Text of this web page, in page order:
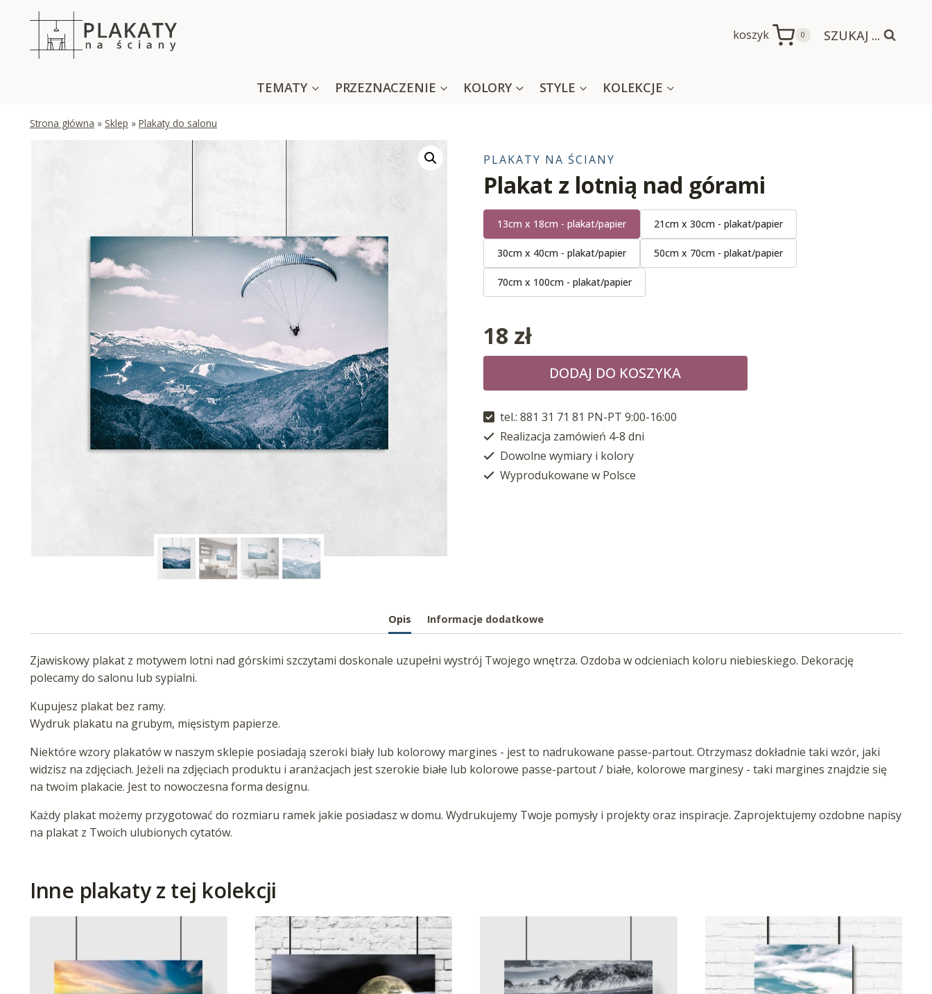
koszyk 0 SZUKAJ ...
TEMATY PRZEZNACZENIE KOLORY STYLE KOLEKCJE
Strona główna » Sklep » Plakaty do salonu
PLAKATY NA ŚCIANY
Plakat z lotnią nad górami
13cm x 18cm - plakat/papier 21cm x 30cm - plakat/papier
30cm x 40cm - plakat/papier 50cm x 70cm - plakat/papier
70cm x 100cm - plakat/papier
18 zł
DODAJ DO KOSZYKA
tel.: 881 31 71 81 PN-PT 9:00-16:00
Realizacja zamówień 4-8 dni
Dowolne wymiary i kolory
Wyprodukowane w Polsce
Opis Informacje dodatkowe
Zjawiskowy plakat z motywem lotni nad górskimi szczytami doskonale uzupełni wystrój Twojego wnętrza. Ozdoba w odcieniach koloru niebieskiego. Dekorację
polecamy do salonu lub sypialni.
Kupujesz plakat bez ramy.
Wydruk plakatu na grubym, mięsistym papierze.
Niektóre wzory plakatów w naszym sklepie posiadają szeroki biały lub kolorowy margines - jest to nadrukowane passe-partout. Otrzymasz dokładnie taki wzór, jaki
widzisz na zdjęciach. Jeżeli na zdjęciach produktu i aranżacjach jest szerokie białe lub kolorowe passe-partout / białe, kolorowe marginesy - taki margines znajdzie się
na twoim plakacie. Jest to nowoczesna forma designu.
Każdy plakat możemy przygotować do rozmiaru ramek jakie posiadasz w domu. Wydrukujemy Twoje pomysły i projekty oraz inspiracje. Zaprojektujemy ozdobne napisy
na plakat z Twoich ulubionych cytatów.
Inne plakaty z tej kolekcji